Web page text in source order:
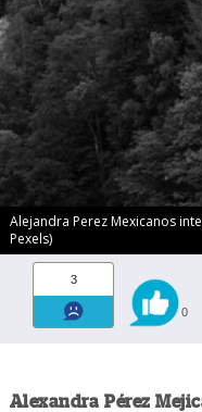
Alejandra Perez Mexicanos
Pexels)
3
0
Alexandra Pérez